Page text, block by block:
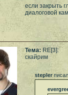
если закрыть
диалоговой
Тема: RE[3]:
скайрим
stepler